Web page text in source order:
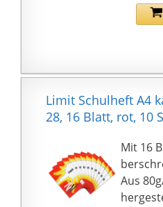
sind
Die
Knicke
15er
aus 15
mit
Limit Schulheft A4
28, 16 Blatt, rot, 10
Mit 16
Aus